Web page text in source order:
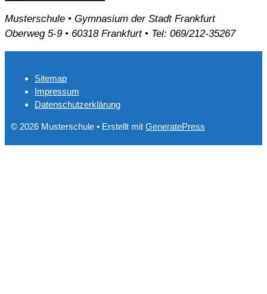
Musterschule • Gymnasium der Stadt Frankfurt
Oberweg 5-9 • 60318 Frankfurt • Tel: 069/212-35267
Sitemap
Impressum
Datenschutzerklärung
© 2026 Musterschule • Erstellt mit GeneratePress